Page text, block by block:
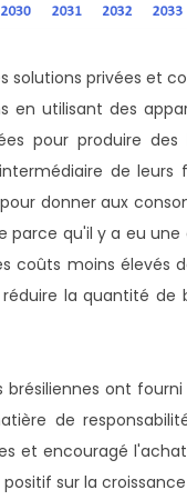
solutions privées et
utilisant des
pour produire des
de
donner aux
parce qu'il y a eu
coûts moins élevés
la quantité de
ont
de
et encouragé
sur la